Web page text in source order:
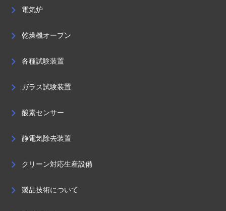
電気炉
乾燥機オープン
各種試験装置
ガラス試験装置
酸素センサー
静電気除去装置
クリーン対応生産設備
製品技術について